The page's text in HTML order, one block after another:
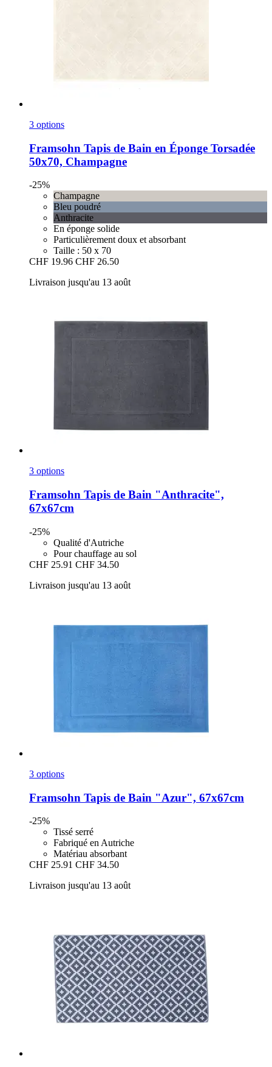
3 options
Framsohn Tapis de Bain en Éponge Torsadée
50x70, Champagne
-25%
Champagne
Bleu poudré
Anthracite
En éponge solide
Particulièrement doux et absorbant
Taille : 50 x 70
CHF 19.96 CHF 26.50
Livraison jusqu'au 13 août
3 options
Framsohn Tapis de Bain "Anthracite",
67x67cm
-25%
Qualité d'Autriche
Pour chauffage au sol
CHF 25.91 CHF 34.50
Livraison jusqu'au 13 août
3 options
Framsohn Tapis de Bain "Azur", 67x67cm
-25%
Tissé serré
Fabriqué en Autriche
Matériau absorbant
CHF 25.91 CHF 34.50
Livraison jusqu'au 13 août